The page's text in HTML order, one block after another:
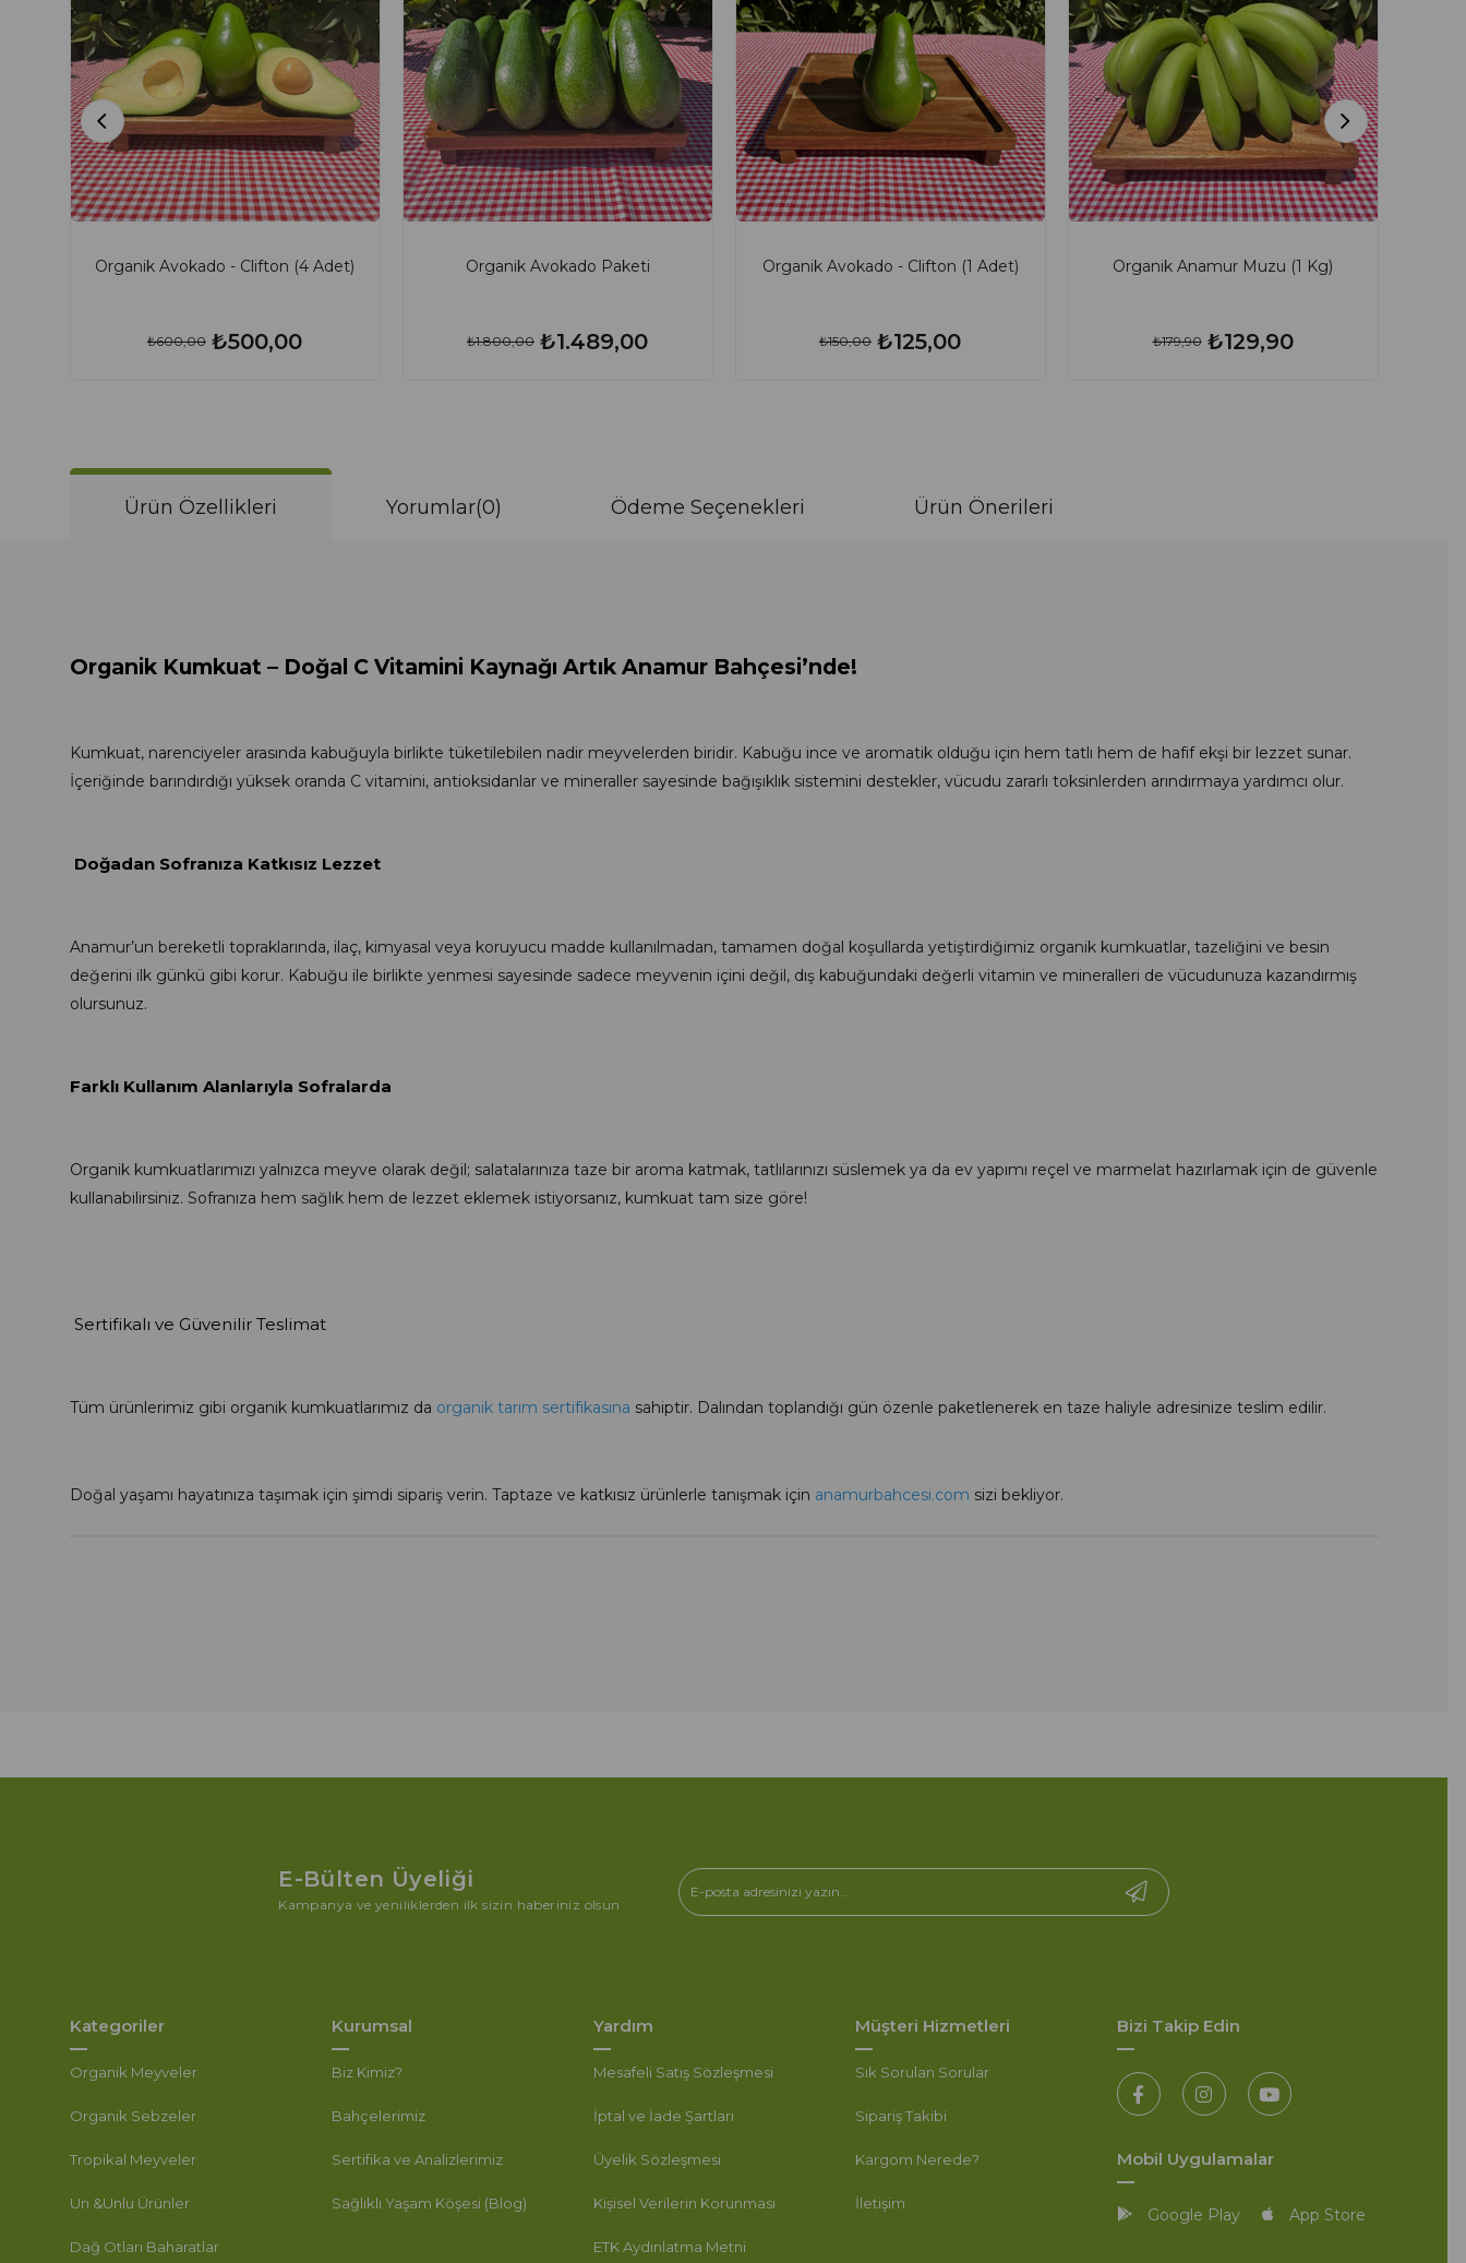
Organik Avokado - Clifton (4 Adet)
₺500,00
₺600,00
Organik Avokado Paketi
₺1.489,00
₺1.800,00
Organik Avokado - Clifton (1 Adet)
₺125,00
₺150,00
Organik Anamur Muzu (1 Kg)
₺129,90
₺179,90
Ürün Özellikleri Yorumlar(0) Ödeme Seçenekleri Ürün Önerileri
Organik Kumkuat – Doğal C Vitamini Kaynağı Artık Anamur Bahçesi’nde!
Kumkuat, narenciyeler arasında kabuğuyla birlikte tüketilebilen nadir meyvelerden biridir. Kabuğu ince ve aromatik olduğu için hem tatlı hem de hafif ekşi bir lezzet sunar.
İçeriğinde barındırdığı yüksek oranda C vitamini, antioksidanlar ve mineraller sayesinde bağışıklık sistemini destekler, vücudu zararlı toksinlerden arındırmaya yardımcı olur.
Doğadan Sofranıza Katkısız Lezzet
Anamur’un bereketli topraklarında, ilaç, kimyasal veya koruyucu madde kullanılmadan, tamamen doğal koşullarda yetiştirdiğimiz organik kumkuatlar, tazeliğini ve besin
değerini ilk günkü gibi korur. Kabuğu ile birlikte yenmesi sayesinde sadece meyvenin içini değil, dış kabuğundaki değerli vitamin ve mineralleri de vücudunuza kazandırmış
olursunuz.
Farklı Kullanım Alanlarıyla Sofralarda
Organik kumkuatlarımızı yalnızca meyve olarak değil; salatalarınıza taze bir aroma katmak, tatlılarınızı süslemek ya da ev yapımı reçel ve marmelat hazırlamak için de güvenle
kullanabilirsiniz. Sofranıza hem sağlık hem de lezzet eklemek istiyorsanız, kumkuat tam size göre!
Sertifikalı ve Güvenilir Teslimat
Tüm ürünlerimiz gibi organik kumkuatlarımız da organik tarım sertifikasına sahiptir. Dalından toplandığı gün özenle paketlenerek en taze haliyle adresinize teslim edilir.
Doğal yaşamı hayatınıza taşımak için şimdi sipariş verin. Taptaze ve katkısız ürünlerle tanışmak için anamurbahcesi.com sizi bekliyor.
E-Bülten Üyeliği
Kampanya ve yeniliklerden ilk sizin haberiniz olsun
Kategoriler
Organik Meyveler
Organik Sebzeler
Tropikal Meyveler
Un &Unlu Ürünler
Dağ Otları Baharatlar
Kurumsal
Biz Kimiz?
Bahçelerimiz
Sertifika ve Analizlerimiz
Sağlıklı Yaşam Köşesi (Blog)
Yardım
Mesafeli Satış Sözleşmesi
İptal ve İade Şartları
Üyelik Sözleşmesi
Kişisel Verilerin Korunması
ETK Aydınlatma Metni
Müşteri Hizmetleri
Sık Sorulan Sorular
Sipariş Takibi
Kargom Nerede?
İletişim
Bizi Takip Edin
Mobil Uygulamalar
Google Play App Store